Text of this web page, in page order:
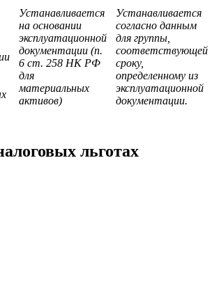
Устанавливается
на основании
эксплуатационной
документации (п.
6 ст. 258 НК РФ
для
материальных
активов)
Устанавливается
согласно данным
для группы,
соответствующей
сроку,
определенному из
эксплуатационной
документации.
льготах